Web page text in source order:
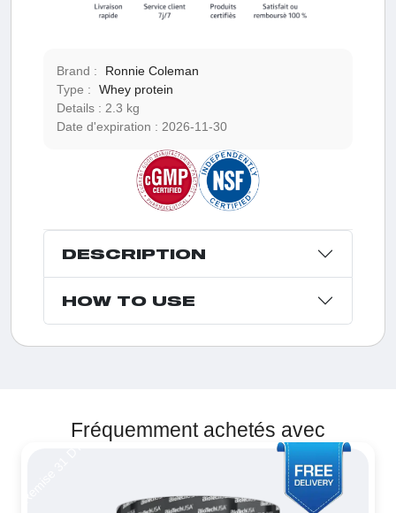
Brand :
Ronnie Coleman
Type :
Whey protein
Details :
2.3 kg
Date d'expiration : 2026-11-30
DESCRIPTION
HOW TO USE
Fréquemment achetés avec